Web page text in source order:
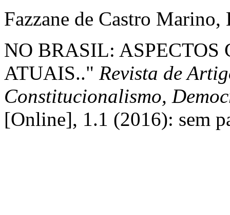
Fazzane de Castro
NO BRASIL: ASPECTOS
ATUAIS.." Revista de
Constitucionalismo,
[Online], 1.1 (2016): sem